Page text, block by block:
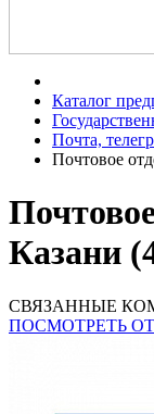
Каталог
Почта,
Почтовое
Казани
СВЯЗАННЫЕ
ПОСМОТРЕТЬ